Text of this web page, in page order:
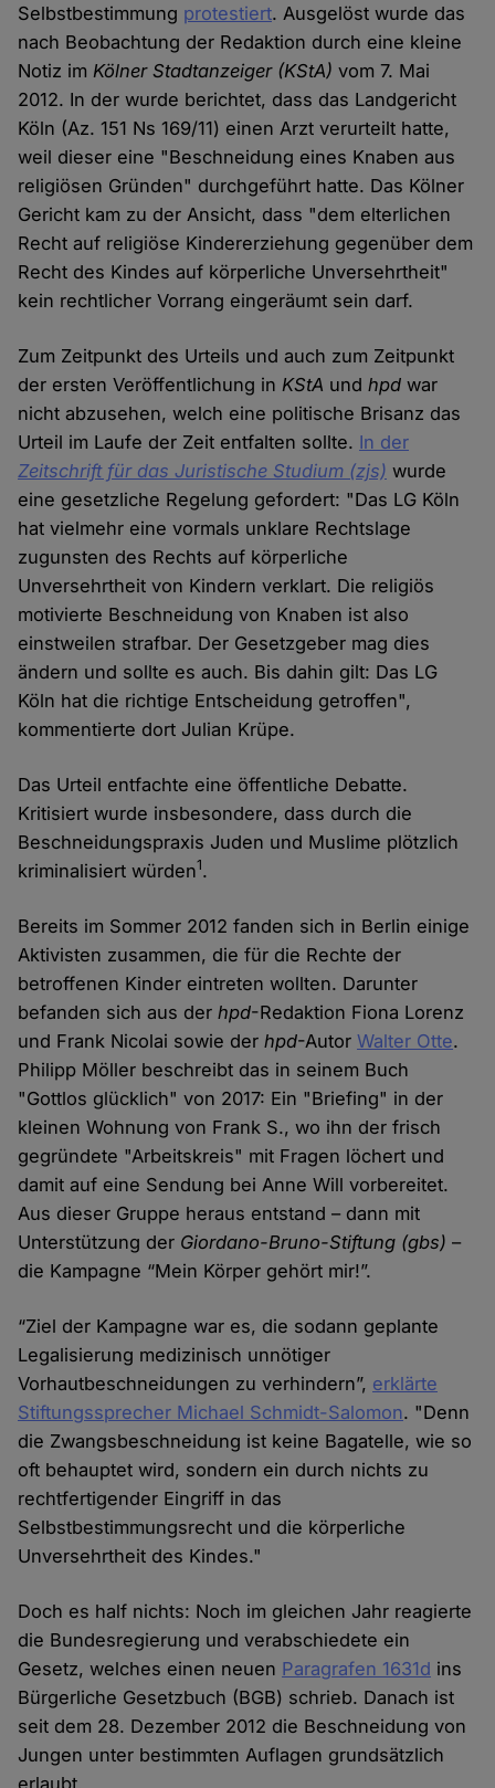
Selbstbestimmung protestiert. Ausgelöst wurde das
nach Beobachtung der Redaktion durch eine kleine
Notiz im Kölner Stadtanzeiger (KStA)vom 7. Mai
2012. In der wurde berichtet, dass das Landgericht
Köln (Az. 151 Ns 169/11) einen Arzt verurteilt hatte,
weil dieser eine "Beschneidung eines Knaben aus
religiösen Gründen" durchgeführt hatte. Das Kölner
Gericht kam zu der Ansicht, dass "dem elterlichen
Recht auf religiöse Kindererziehung gegenüber dem
Recht des Kindes auf körperliche Unversehrtheit"
kein rechtlicher Vorrang eingeräumt sein darf.
Zum Zeitpunkt des Urteils und auch zum Zeitpunkt
der ersten Veröffentlichung in KStA undhpd war
nicht abzusehen, welch eine politische Brisanz das
Urteil im Laufe der Zeit entfalten sollte. In der
Zeitschrift für das Juristische Studium (zjs) wurde
eine gesetzliche Regelung gefordert: "Das LG Köln
hat vielmehr eine vormals unklare Rechtslage
zugunsten des Rechts auf körperliche
Unversehrtheit von Kindern verklart. Die religiös
motivierte Beschneidung von Knaben ist also
einstweilen strafbar. Der Gesetzgeber mag dies
ändern und sollte es auch. Bis dahin gilt: Das LG
Köln hat die richtige Entscheidung getroffen",
kommentierte dort Julian Krüpe.
Das Urteil entfachte eine öffentliche Debatte.
Kritisiert wurde insbesondere, dass durch die
Beschneidungspraxis Juden und Muslime plötzlich
kriminalisiert würden1.
Bereits im Sommer 2012 fanden sich in Berlin einige
Aktivisten zusammen, die für die Rechte der
betroffenen Kinder eintreten wollten. Darunter
befanden sich aus derhpd-Redaktion Fiona Lorenz
und Frank Nicolai sowie derhpd-AutorWalter Otte.
Philipp Möller beschreibt das in seinem Buch
"Gottlos glücklich" von 2017: Ein "Briefing" in der
kleinen Wohnung von Frank S., wo ihn der frisch
gegründete "Arbeitskreis" mit Fragen löchert und
damit auf eine Sendung bei Anne Will vorbereitet.
Aus dieser Gruppe heraus entstand – dann mit
Unterstützung der Giordano-Bruno-Stiftung (gbs) –
die Kampagne “Mein Körper gehört mir!”.
“Ziel der Kampagne war es, die sodann geplante
Legalisierung medizinisch unnötiger
Vorhautbeschneidungen zu verhindern”, erklärte
Stiftungssprecher Michael Schmidt-Salomon. "Denn
die Zwangsbeschneidung ist keine Bagatelle, wie so
oft behauptet wird, sondern ein durch nichts zu
rechtfertigender Eingriff in das
Selbstbestimmungsrecht und die körperliche
Unversehrtheit des Kindes."
Doch es half nichts: Noch im gleichen Jahr reagierte
die Bundesregierung und verabschiedete ein
Gesetz, welches einen neuen Paragrafen 1631d ins
Bürgerliche Gesetzbuch (BGB) schrieb. Danach ist
seit dem 28. Dezember 2012 die Beschneidung von
Jungen unter bestimmten Auflagen grundsätzlich
erlaubt.